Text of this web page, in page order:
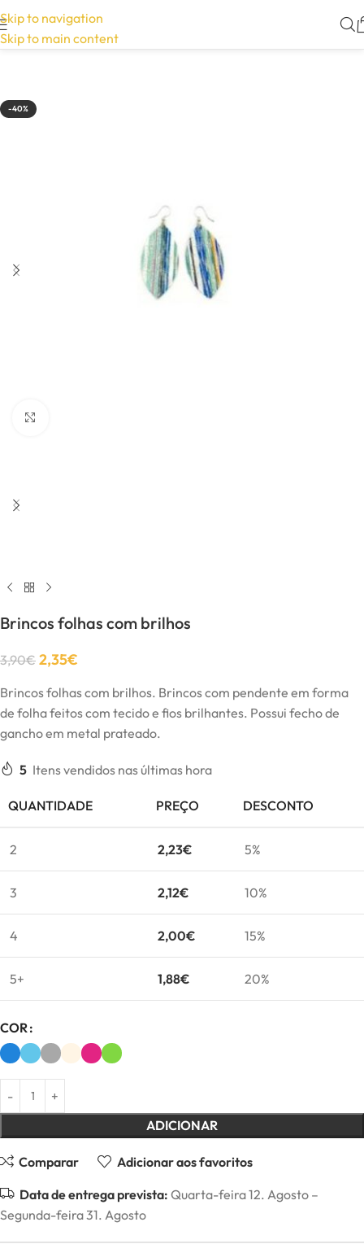
Skip to navigation
Skip to main content
-40%
Brincos folhas com brilhos
3,90€ 2,35€
Brincos folhas com brilhos. Brincos com pendente em forma
de folha feitos com tecido e fios brilhantes. Possui fecho de
gancho em metal prateado.
5 Itens vendidos nas últimas hora
QUANTIDADE PREÇO DESCONTO
2 2,23€ 5%
3 2,12€ 10%
4 2,00€ 15%
5+ 1,88€ 20%
COR
ADICIONAR
Comparar Adicionar aos favoritos
Data de entrega prevista: Quarta-feira 12. Agosto –
Segunda-feira 31. Agosto